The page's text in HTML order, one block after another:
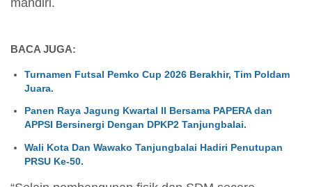
mandiri.
BACA JUGA:
Turnamen Futsal Pemko Cup 2026 Berakhir, Tim Poldam
Juara.
Panen Raya Jagung Kwartal II Bersama PAPERA dan
APPSI Bersinergi Dengan DPKP2 Tanjungbalai.
Wali Kota Dan Wawako Tanjungbalai Hadiri Penutupan
PRSU Ke-50.